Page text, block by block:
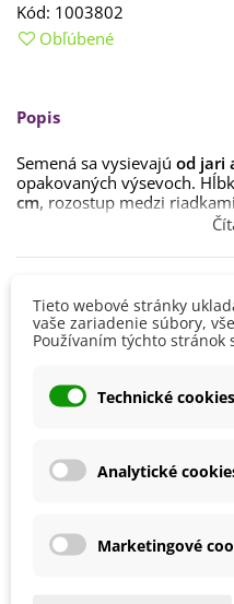
Kód: 1003802
Obľúbené
Popis
Semená sa vysievajú od jari
opakovaných výsevoch.
cm, rozostup medzi riadkami
dostatok svetla, ale tie,
skôrsucho a tieň.
Tieň dodá rastline silnejšiu
Na pôdu tieto rastliny nie sú
dostatočne priepustná
Listy sa zberajú ešte pred
Výška
Farba Kvetu
Stanovisko
Tieto webové stránky
vaše zariadenie súbory,
Používaním týchto stránok
Technické cookies
Analytické
Marketingové